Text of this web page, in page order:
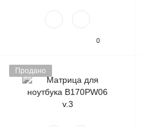
0
Продано